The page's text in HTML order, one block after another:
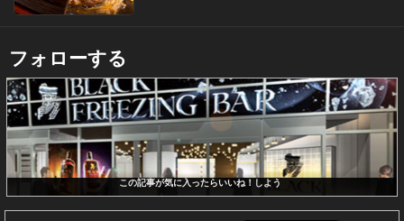
フォローする
この記事が気に入ったらいいね！しよう